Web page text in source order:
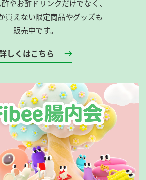
やお酢ドリンクだけでなく、
買えない限定商品やグッズも
販売中です。
しくはこちら